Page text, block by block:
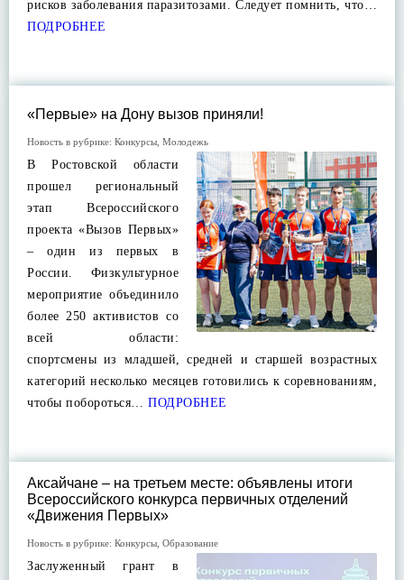
рисков заболевания паразитозами. Следует помнить, что…
ПОДРОБНЕЕ
«Первые» на Дону вызов приняли!
Новость в рубрике: Конкурсы Молодежь
В Ростовской области
прошел региональный
этап Всероссийского
проекта «Вызов Первых»
– один из первых в
России. Физкультурное
мероприятие объединило
более 250 активистов со
всей области:
спортсмены из младшей, средней и старшей возрастных
категорий несколько месяцев готовились к соревнованиям,
чтобы побороться… ПОДРОБНЕЕ
Аксайчане – на третьем месте: объявлены итоги
Всероссийского конкурса первичных отделений
«Движения Первых»
Новость в рубрике: Конкурсы Образование
Заслуженный грант в